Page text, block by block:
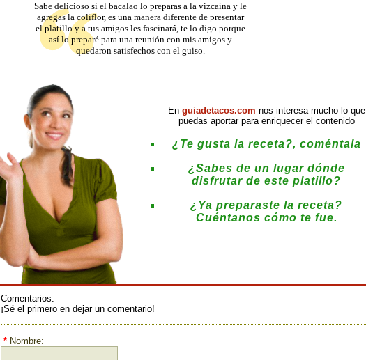
Sabe delicioso si el bacalao lo preparas a la vizcaína y le
agregas la coliflor, es una manera diferente de presentar
el platillo y a tus amigos les fascinará, te lo digo porque
así lo preparé para una reunión con mis amigos y
quedaron satisfechos con el guiso.
En guiadetacos.com nos interesa mucho lo que
puedas aportar para enriquecer el contenido
¿Te gusta la receta?, coméntala
¿Sabes de un lugar dónde
disfrutar de este platillo?
¿Ya preparaste la receta?
Cuéntanos cómo te fue.
Comentarios:
¡Sé el primero en dejar un comentario!
* Nombre: